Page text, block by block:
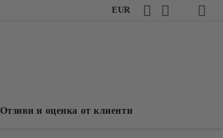
EUR
Отзиви и оценка от клиенти